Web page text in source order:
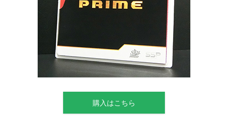
購入はこちら